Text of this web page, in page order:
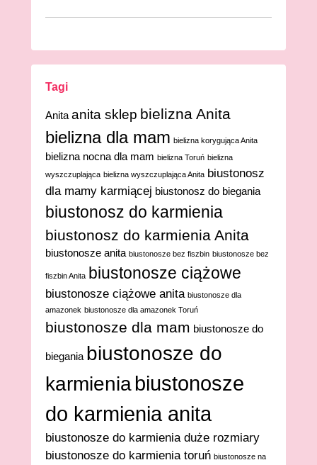
Tagi
Anita anita sklep bielizna Anita
bielizna dla mam bielizna korygująca Anita
bielizna nocna dla mam bielizna Toruń bielizna
wyszczuplająca bielizna wyszczuplająca Anita biustonosz
dla mamy karmiącej biustonosz do biegania
biustonosz do karmienia
biustonosz do karmienia Anita
biustonosze anita biustonosze bez fiszbin biustonosze bez
fiszbin Anita biustonosze ciążowe
biustonosze ciążowe anita biustonosze dla
amazonek biustonosze dla amazonek Toruń
biustonosze dla mam biustonosze do
biegania biustonosze do
karmieniabiustonosze
do karmienia anita
biustonosze do karmienia duże rozmiary
biustonosze do karmienia toruń biustonosze na